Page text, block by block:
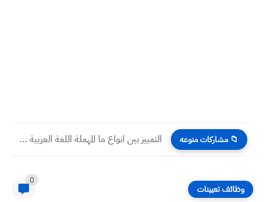
📁 مشاركات منوعه التمييز بين انواع ما المهملة اللغة العربية لصف السادس الاعدادي
وظائف تعيينات
0